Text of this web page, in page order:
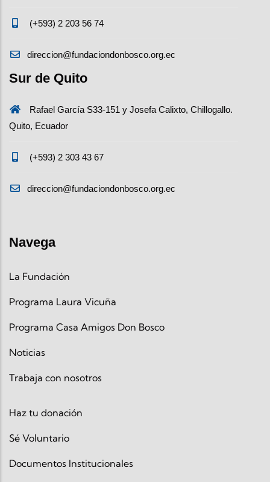
(+593) 2 203 56 74
direccion@fundaciondonbosco.org.ec
Sur de Quito
Rafael García S33-151 y Josefa Calixto, Chillogallo.
Quito, Ecuador
(+593) 2 303 43 67
direccion@fundaciondonbosco.org.ec
Navega
La Fundación
Programa Laura Vicuña
Programa Casa Amigos Don Bosco
Noticias
Trabaja con nosotros
Haz tu donación
Sé Voluntario
Documentos Institucionales